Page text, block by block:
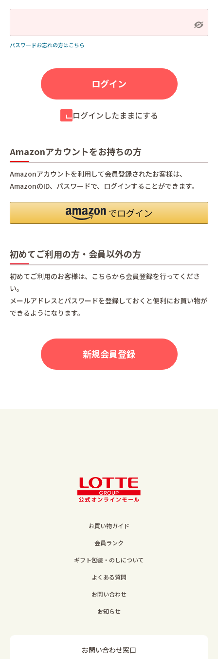
パスワードお忘れの方はこちら
ログインしたままにする
Amazonアカウントをお持ちの方
Amazonアカウントを利用して会員登録されたお客様は、
AmazonのID、パスワードで、ログインすることができます。
初めてご利用の方・会員以外の方
初めてご利用のお客様は、こちらから会員登録を行ってくださ
い。
メールアドレスとパスワードを登録しておくと便利にお買い物が
できるようになります。
お買い物ガイド
会員ランク
ギフト包装・のしについて
よくある質問
お問い合わせ
お知らせ
お問い合わせ窓口